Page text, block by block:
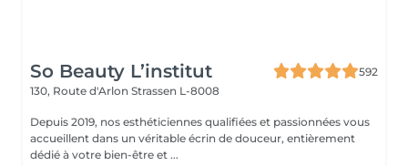
So Beauty L’institut
592
130, Route d'Arlon Strassen L-8008
Depuis 2019, nos esthéticiennes qualifiées et passionnées vous
accueillent dans un véritable écrin de douceur, entièrement
dédié à votre bien-être et ...